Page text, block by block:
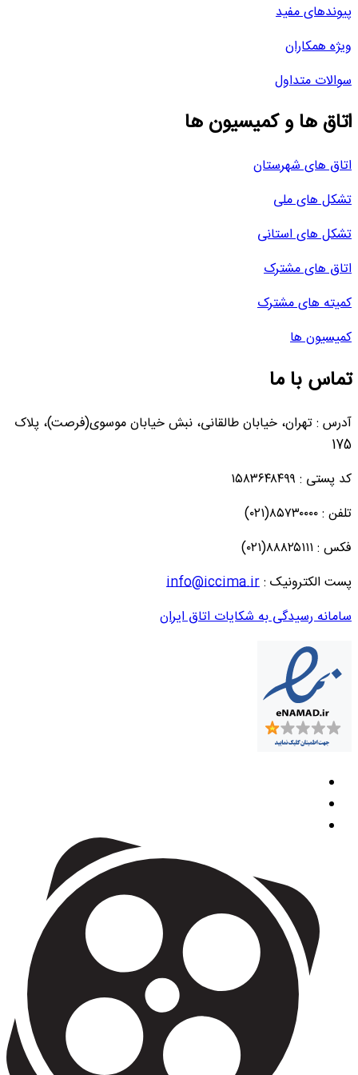
پیوندهای مفید
ویژه همکاران
سوالات متداول
اتاق ها و کمیسیون ها
اتاق های شهرستان
تشکل های ملی
تشکل های استانی
اتاق های مشترک
کمیته های مشترک
کمیسیون ها
تماس با ما
آدرس : تهران، خیابان طالقانی، نبش خیابان موسوی(فرصت)، پلاک
175
کد پستی : ۱۵۸۳۶۴۸۴۹۹
تلفن : ۸۵۷۳۰۰۰۰(۰۲۱)
فکس : ۸۸۸۲۵۱۱۱(۰۲۱)
پست الکترونیک :info@iccima.ir
سامانه رسیدگی به شکایات اتاق ایران